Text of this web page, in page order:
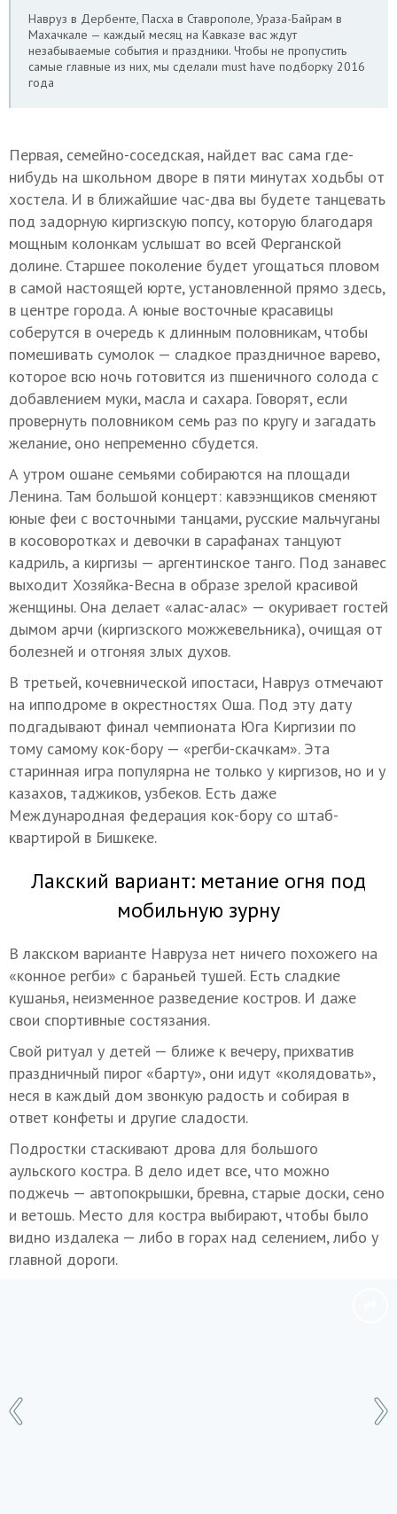
Навруз в Дербенте, Пасха в Ставрополе, Ураза-Байрам в
Махачкале — каждый месяц на Кавказе вас ждут
незабываемые события и праздники. Чтобы не пропустить
самые главные из них, мы сделали must have подборку 2016
года
Первая, семейно-соседская, найдет вас сама где-
нибудь на школьном дворе в пяти минутах ходьбы от
хостела. И в ближайшие час-два вы будете танцевать
под задорную киргизскую попсу, которую благодаря
мощным колонкам услышат во всей Ферганской
долине. Старшее поколение будет угощаться пловом
в самой настоящей юрте, установленной прямо здесь,
в центре города. А юные восточные красавицы
соберутся в очередь к длинным половникам, чтобы
помешивать сумолок — сладкое праздничное варево,
которое всю ночь готовится из пшеничного солода с
добавлением муки, масла и сахара. Говорят, если
провернуть половником семь раз по кругу и загадать
желание, оно непременно сбудется.
А утром ошане семьями собираются на площади
Ленина. Там большой концерт: кавээнщиков сменяют
юные феи с восточными танцами, русские мальчуганы
в косоворотках и девочки в сарафанах танцуют
кадриль, а киргизы — аргентинское танго. Под занавес
выходит Хозяйка-Весна в образе зрелой красивой
женщины. Она делает «алас-алас» — окуривает гостей
дымом арчи (киргизского можжевельника), очищая от
болезней и отгоняя злых духов.
В третьей, кочевнической ипостаси, Навруз отмечают
на ипподроме в окрестностях Оша. Под эту дату
подгадывают финал чемпионата Юга Киргизии по
тому самому кок-бору — «регби-скачкам». Эта
старинная игра популярна не только у киргизов, но и у
казахов, таджиков, узбеков. Есть даже
Международная федерация кок-бору со штаб-
квартирой в Бишкеке.
Лакский вариант: метание огня под
мобильную зурну
В лакском варианте Навруза нет ничего похожего на
«конное регби» с бараньей тушей. Есть сладкие
кушанья, неизменное разведение костров. И даже
свои спортивные состязания.
Свой ритуал у детей — ближе к вечеру, прихватив
праздничный пирог «барту»,они идут «колядовать»,
неся в каждый дом звонкую радость и собирая в
ответ конфеты и другие сладости.
Подростки стаскивают дрова для большого
аульского костра. В дело идет все, что можно
поджечь — автопокрышки, бревна, старые доски, сено
и ветошь. Место для костра выбирают, чтобы было
видно издалека — либо в горах над селением, либо у
главной дороги.